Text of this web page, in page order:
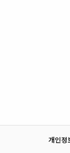
개인정